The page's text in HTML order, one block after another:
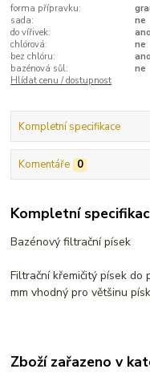
forma přípravku:
sada:
ne
do vířivek:
ano
chlórová:
ne
bez chlóru:
ano
bazénová sůl:
ne
Hlídat cenu / dostupnost
Kompletní specifikace
Komentáře 0
Kompletní
Bazénový filtrační písek
Filtrační křemičitý písek
mm vhodný pro většinu
Zboží zařazeno v